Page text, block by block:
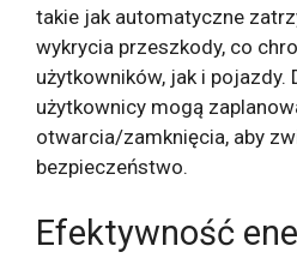
takie jak automatyczne
wykrycia przeszkody, co
użytkowników, jak i pojazdy.
użytkownicy mogą
otwarcia/zamknięcia, aby
bezpieczeństwo.
Efektywność